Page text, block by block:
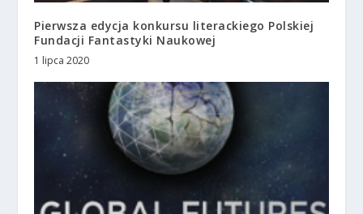
Pierwsza edycja konkursu literackiego Polskiej
Fundacji Fantastyki Naukowej
1 lipca 2020